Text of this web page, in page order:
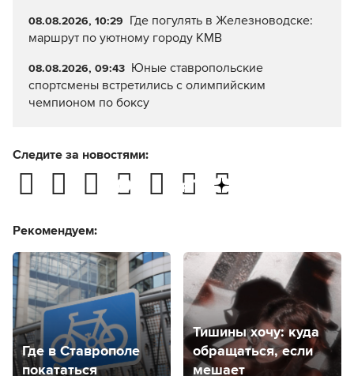
08.08.2026, 10:29 Где погулять в Железноводске:
маршрут по уютному городу КМВ
08.08.2026, 09:43 Юные ставропольские
спортсмены встретились с олимпийским
чемпионом по боксу
Следите за новостями:
Рекомендуем:
Где в Ставрополе
покататься
Тишины хочу: куда
обращаться, если
мешает